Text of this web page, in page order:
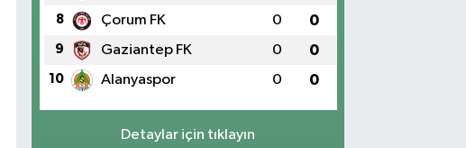
8 Çorum FK 0 0
9 Gaziantep FK 0 0
10 Alanyaspor 0 0
Detaylar için tıklayın